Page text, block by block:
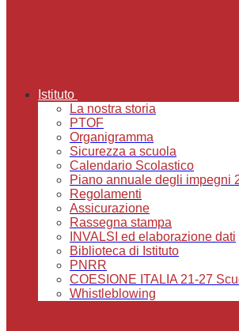
Istituto
La nostra storia
PTOF
Organigramma
Sicurezza a scuola
Calendario Scolastico
Piano annuale degli impegni
Regolamenti
Assicurazione
Rassegna stampa
INVALSI ed elaborazione dati
Biblioteca di Istituto
PNRR
COESIONE ITALIA 21-27
Whistleblowing